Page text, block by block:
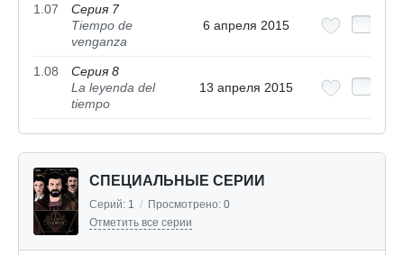
1.07
Серия 7
Tiempo de
venganza
6 апреля 2015
1.08
Серия 8
La leyenda del
tiempo
13 апреля 2015
СПЕЦИАЛЬНЫЕ СЕРИИ
Серий: 1 / Просмотрено: 0
Отметить все серии